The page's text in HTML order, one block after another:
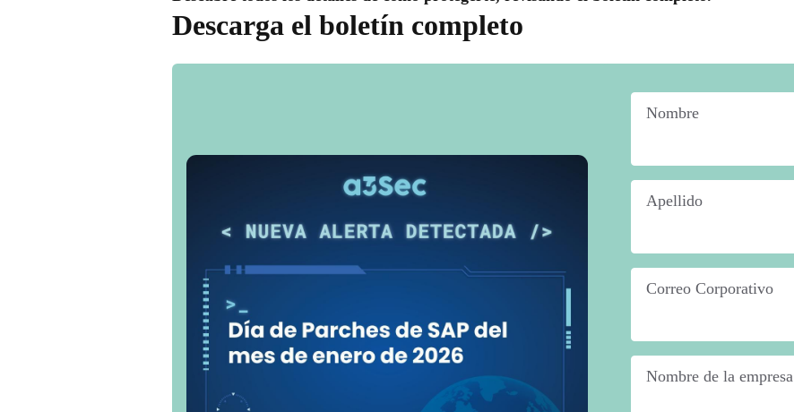
Descarga el boletín completo
Nombre
Apellido
Correo Corporativo
Nombre de la empresa